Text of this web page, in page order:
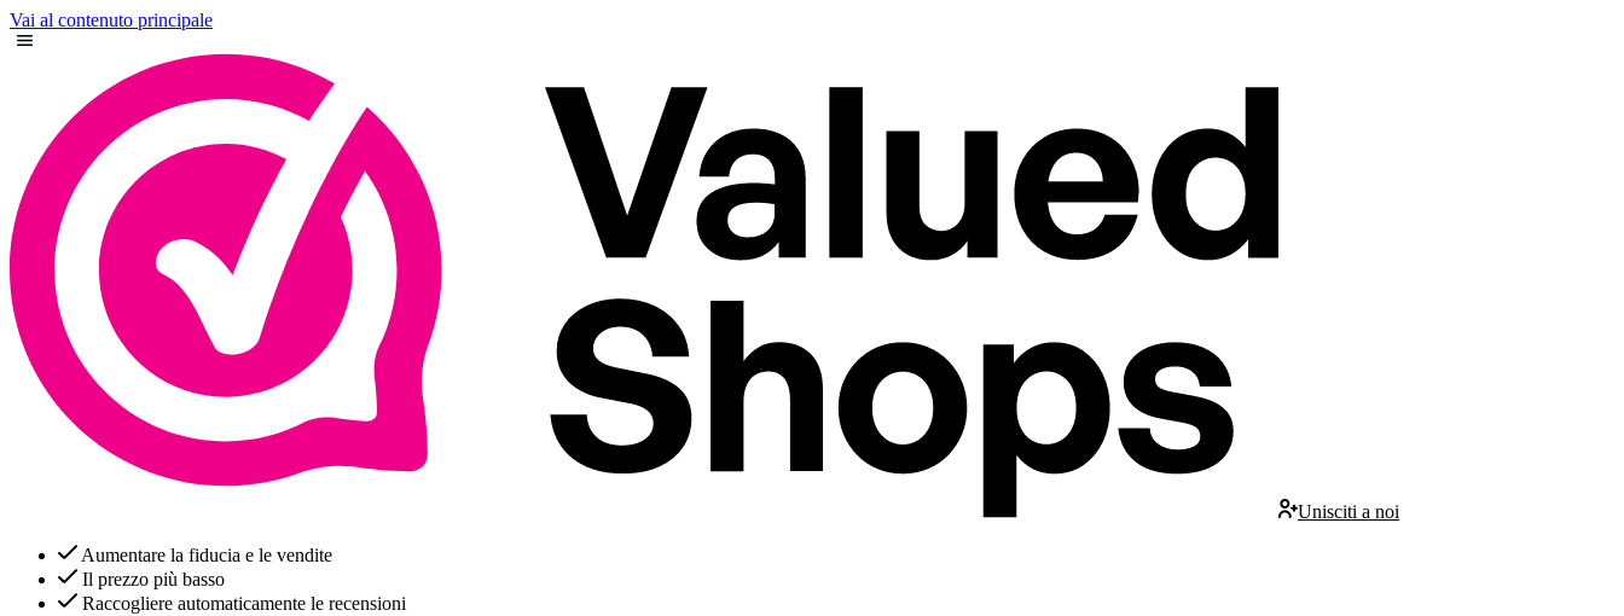
Vai al contenuto principale
Unisciti a noi
Aumentare la fiducia e le vendite
Il prezzo più basso
Raccogliere automaticamente le recensioni